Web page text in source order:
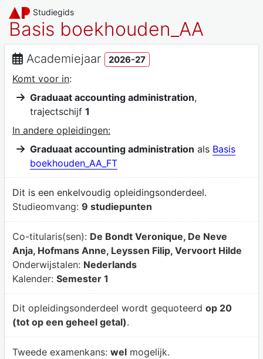
Studiegids
Basis boekhouden_AA
Academiejaar 2026-27
Komt voor in:
Graduaat accounting administration,
trajectschijf 1
In andere opleidingen:
Graduaat accounting administration als Basis
boekhouden_AA_FT
Dit is een enkelvoudig opleidingsonderdeel.
Studieomvang: 9 studiepunten
Co-titularis(sen): De Bondt Veronique, De Neve
Anja, Hofmans Anne, Leyssen Filip, Vervoort Hilde
Onderwijstalen: Nederlands
Kalender: Semester 1
Dit opleidingsonderdeel wordt gequoteerd op 20
(tot op een geheel getal).
Tweede examenkans: welmogelijk.